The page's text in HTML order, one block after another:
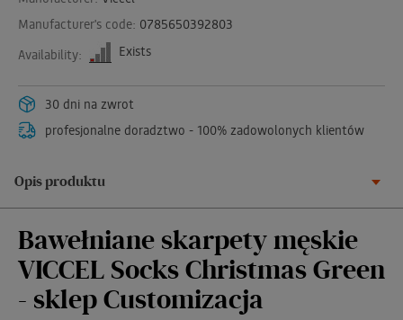
Manufacturer's code: 0785650392803
Availability:
Exists
30 dni na zwrot
profesjonalne doradztwo - 100% zadowolonych klientów
Opis produktu
Bawełniane skarpety męskie
VICCEL Socks Christmas Green
- sklep Customizacja